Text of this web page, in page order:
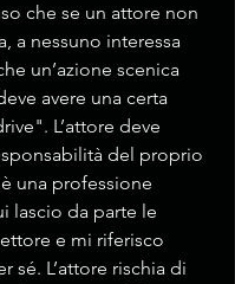
che se un attore non
a nessuno interessa
un’azione scenica
avere una certa
L’attore deve
del proprio
una professione
lascio da parte le
e mi riferisco
sé. L’attore rischia di